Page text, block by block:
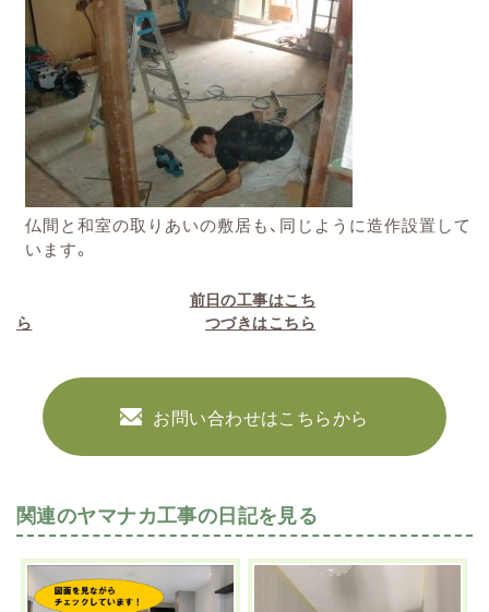
仏間と和室の取りあいの敷居も、同じように造作設置して
います。
前日の工事はこち
ら
つづきはこちら
お問い合わせはこちらから
関連のヤマナカ工事の日記を見る